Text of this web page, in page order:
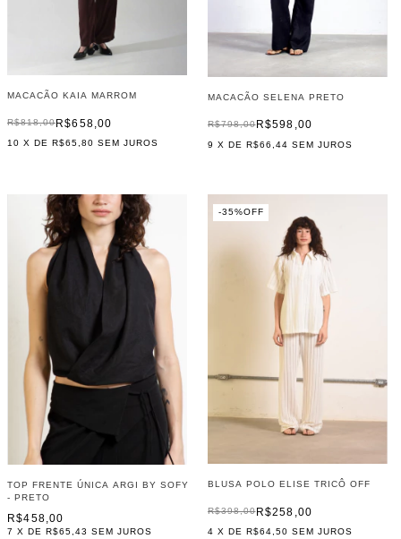
MACACÃO KAIA MARROM
R$658,00
R$818,00
10 X DER$65,80 SEM JUROS
MACACÃO SELENA PRETO
R$598,00
R$798,00
9 X DE R$66,44 SEM JUROS
TOP FRENTE ÚNICA ARGI BY SOFY
- PRETO
R$458,00
7 X DER$65,43 SEM JUROS
BLUSA POLO ELISE TRICÔ OFF
R$258,00
-35%OFF
R$398,00
4 X DE R$64,50 SEM JUROS